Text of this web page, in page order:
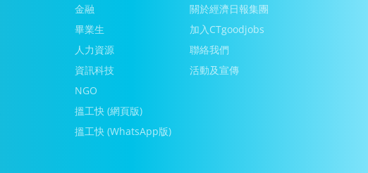
金融
畢業生
人力資源
資訊科技
NGO
搵工快 (網頁版)
搵工快 (WhatsApp版)
關於經濟日報集團
加入CTgoodjobs
聯絡我們
活動及宣傳